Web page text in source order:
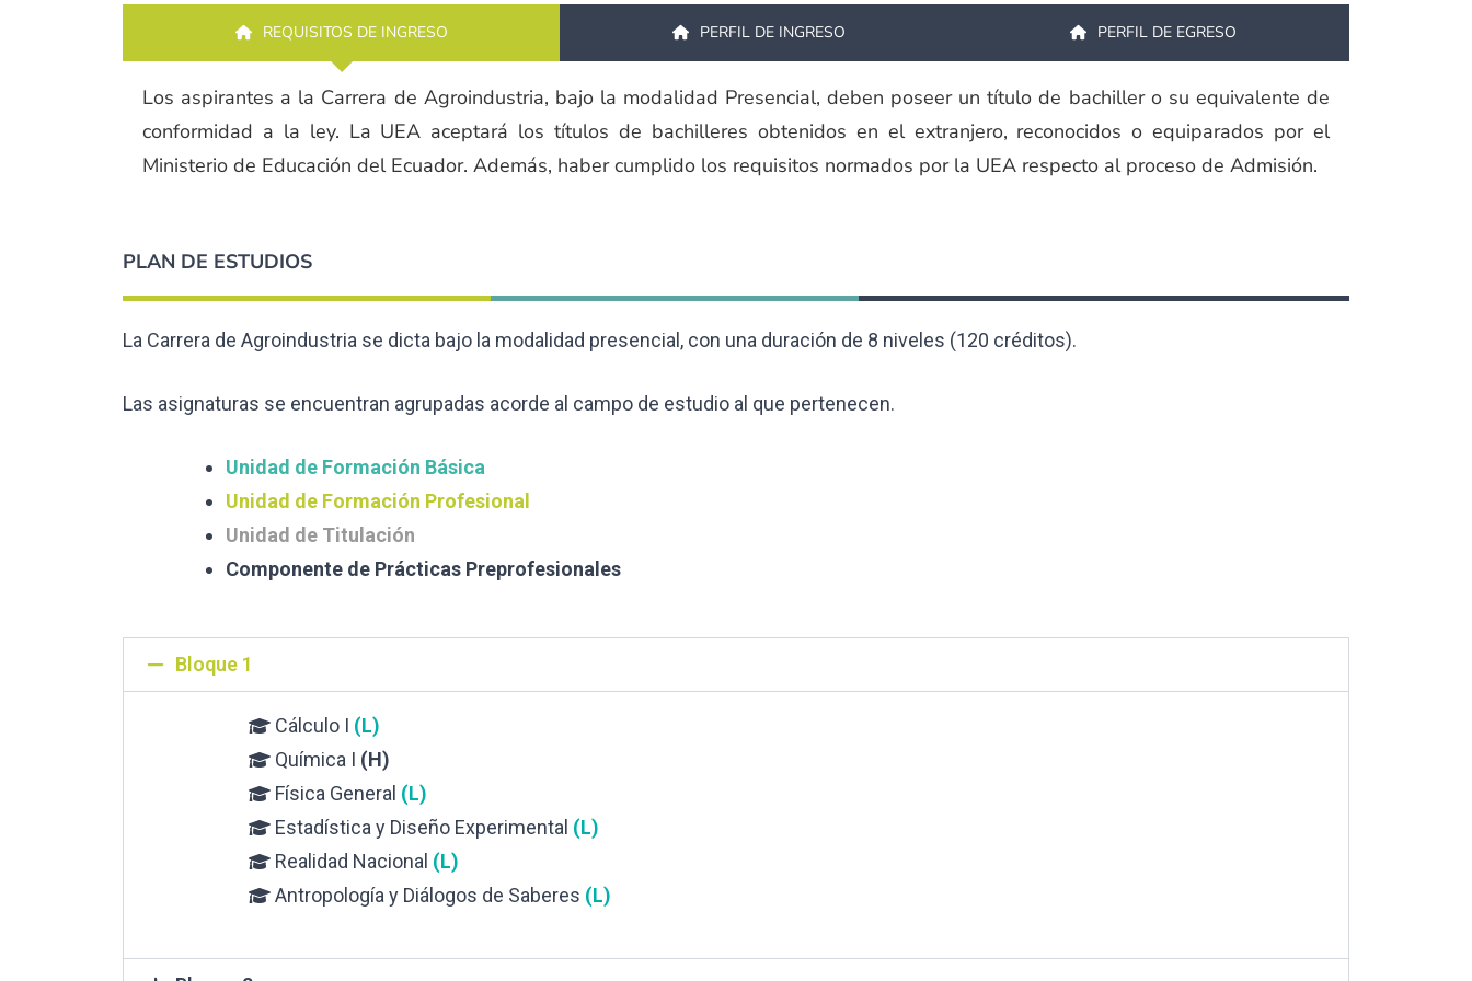
REQUISITOS DE INGRESO PERFIL DE INGRESO PERFIL DE EGRESO
Los aspirantes a la Carrera de Agroindustria, bajo la modalidad Presencial, deben poseer un título de bachiller o su equivalente de
conformidad a la ley. La UEA aceptará los títulos de bachilleres obtenidos en el extranjero, reconocidos o equiparados por el
Ministerio de Educación del Ecuador. Además, haber cumplido los requisitos normados por la UEA respecto al proceso de Admisión.
PLAN DE ESTUDIOS
La Carrera de Agroindustria se dicta bajo la modalidad presencial, con una duración de 8 niveles (120 créditos).
Las asignaturas se encuentran agrupadas acorde al campo de estudio al que pertenecen.
Unidad de Formación Básica
Unidad de Formación Profesional
Unidad de Titulación
Componente de Prácticas Preprofesionales
Bloque 1
Cálculo I (L)
Química I (H)
Física General (L)
Estadística y Diseño Experimental (L)
Realidad Nacional (L)
Antropología y Diálogos de Saberes (L)